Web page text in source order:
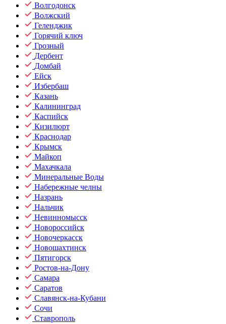
Волгодонск
Волжский
Геленджик
Горячий ключ
Грозный
Дербент
Домбай
Ейск
Избербаш
Казань
Калининград
Каспийск
Кизилюрт
Краснодар
Крымск
Майкоп
Махачкала
Минеральные Воды
Набережные челны
Назрань
Нальчик
Невинномысск
Новороссийск
Новочеркасск
Новошахтинск
Пятигорск
Ростов-на-Дону
Самара
Саратов
Славянск-на-Кубани
Сочи
Ставрополь